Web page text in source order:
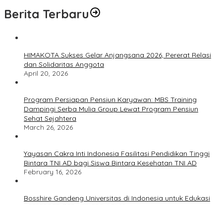
Berita Terbaru
HIMAKOTA Sukses Gelar Anjangsana 2026, Pererat Relasi
dan Solidaritas Anggota
April 20, 2026
Program Persiapan Pensiun Karyawan: MBS Training
Dampingi Serba Mulia Group Lewat Program Pensiun
Sehat Sejahtera
March 26, 2026
Yayasan Cakra Inti Indonesia Fasilitasi Pendidikan Tinggi
Bintara TNI AD bagi Siswa Bintara Kesehatan TNI AD
February 16, 2026
Bosshire Gandeng Universitas di Indonesia untuk Edukasi